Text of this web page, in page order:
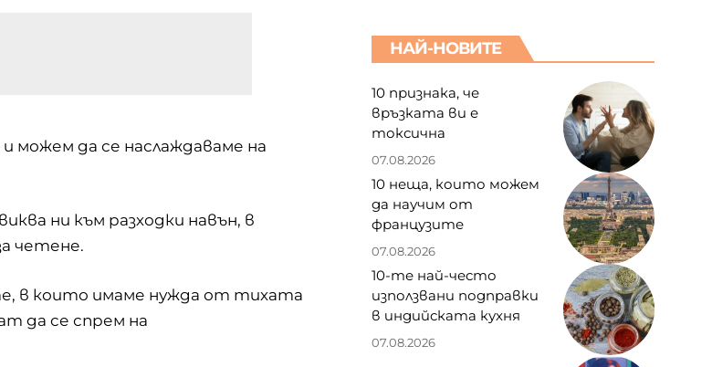
можем да се наслаждаваме на
ни към разходки навън, в
четене.
в които имаме нужда от тихата
да се спрем на
НАЙ-НОВИТЕ
10 признака, че
връзката ви е
токсична
07.08.2026
10 неща, които можем
да научим от
французите
07.08.2026
10-те най-често
използвани подправки
в индийската кухня
07.08.2026